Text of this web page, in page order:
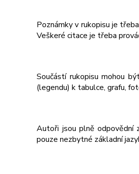
Poznámky v rukopisu je
Veškeré citace je třeba
Součástí rukopisu mohou
(legendu) k tabulce, grafu,
Autoři jsou plně odpovědní
pouze nezbytné základní